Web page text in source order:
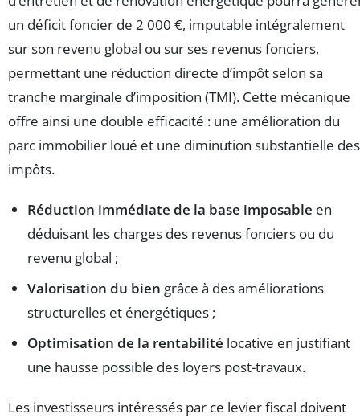
un déficit foncier de 2 000 €, imputable intégralement
sur son revenu global ou sur ses revenus fonciers,
permettant une réduction directe d’impôt selon sa
tranche marginale d’imposition (TMI). Cette mécanique
offre ainsi une double efficacité : une amélioration du
parc immobilier loué et une diminution substantielle des
impôts.
Réduction immédiate de la base imposable en
déduisant les charges des revenus fonciers ou du
revenu global ;
Valorisation du bien grâce à des améliorations
structurelles et énergétiques ;
Optimisation de la rentabilité locative en justifiant
une hausse possible des loyers post-travaux.
Les investisseurs intéressés par ce levier fiscal doivent